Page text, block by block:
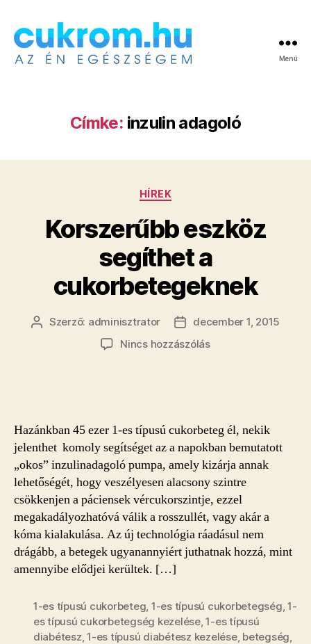
Menü
Címke: inzulin adagoló
Kategóriák
HÍREK
Korszerűbb eszköz
segíthet a
cukorbetegeknek
Bejegyzés
Szerző: adminisztrator
Bejegyzés
dátuma
december 1, 2015
Nincs hozzászólása(z)
bejegyzéshez
Hazánkban 45 ezer 1-es típusú cukorbeteg él, nekik
jelenthet komoly segítséget az a napokban bemutatott
„okos” inzulinadagoló pumpa, amely kizárja annak
lehetőségét, hogy veszélyesen alacsony szintre
csökkenjen a páciensek vércukorszintje, ezzel
megakadályozhatóvá válik a rosszullét, vagy akár a
kóma kialakulása. Az új technológia ráadásul nem
drágább, a betegek ugyanannyiért juthatnak hozzá, mint
amennyibe elődjei kerültek. […]
1-es típusú cukorbeteg 1-es típusú cukorbetegség ,1-
es típusú cukorbetegség kezelése,1-es típusú
diabétesz ,1-es típusú diabétesz kezelése, betegség